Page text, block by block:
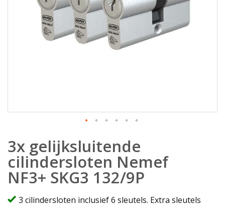
naar
het
begin
van
afbeeldingen-
3x gelijksluitende
cilindersloten Nemef
NF3+ SKG3 132/9P
3 cilindersloten inclusief 6 sleutels. Extra sleutels